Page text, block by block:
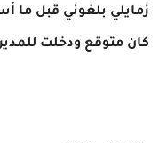
زمايلي بلغوني قبل ما
كان متوقع ودخلت